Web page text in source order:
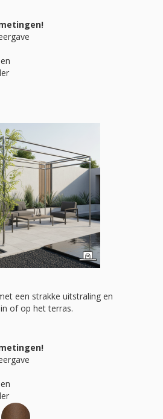
een strakke uitstraling en
of op het terras.